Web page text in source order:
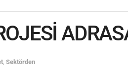
Sektörden